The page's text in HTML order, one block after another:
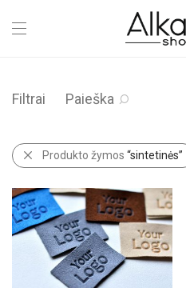
Filtrai Paieška
Produkto žymos “sintetinės”